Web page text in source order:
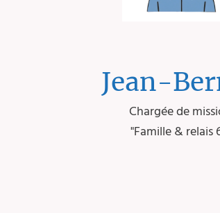
Jean-
Chargée de
"Famille & relais